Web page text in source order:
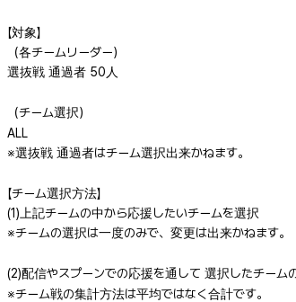
【対象】
（各チームリーダー）
選抜戦 通過者 50人
（チーム選択）
ALL
※選抜戦 通過者はチーム選択出来かねます。
【チーム選択方法】
(1)上記チームの中から応援したいチームを選択
※チームの選択は一度のみで、変更は出来かねます。
(2)配信やスプーンでの応援を通して 選択したチーム
※チーム戦の集計方法は平均ではなく合計です。